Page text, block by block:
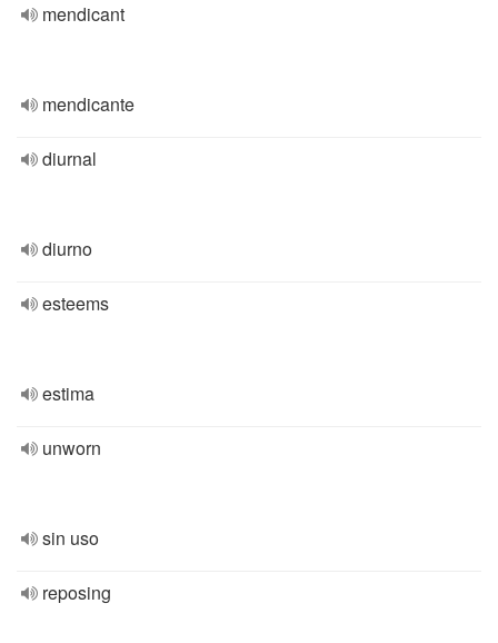
mendicant
mendicante
diurnal
diurno
esteems
estima
unworn
sin uso
reposing